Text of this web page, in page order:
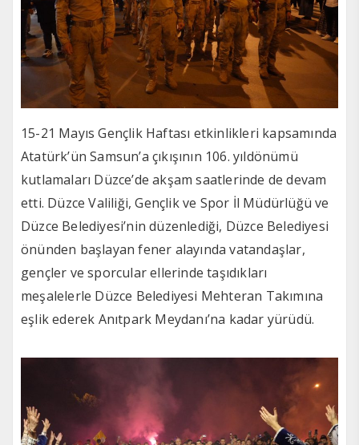
15-21 Mayıs Gençlik Haftası etkinlikleri kapsamında
Atatürk’ün Samsun’a çıkışının 106. yıldönümü
kutlamaları Düzce’de akşam saatlerinde de devam
etti. Düzce Valiliği, Gençlik ve Spor İl Müdürlüğü ve
Düzce Belediyesi’nin düzenlediği, Düzce Belediyesi
önünden başlayan fener alayında vatandaşlar,
gençler ve sporcular ellerinde taşıdıkları
meşalelerle Düzce Belediyesi Mehteran Takımına
eşlik ederek Anıtpark Meydanı’na kadar yürüdü.